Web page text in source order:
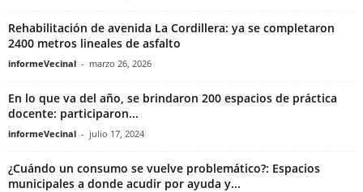
Rehabilitación de avenida La Cordillera: ya se completaron
2400 metros lineales de asfalto
informeVecinal - marzo 26, 2026
En lo que va del año, se brindaron 200 espacios de práctica
docente: participaron...
informeVecinal - julio 17, 2024
¿Cuándo un consumo se vuelve problemático?: Espacios
municipales a donde acudir por ayuda y...